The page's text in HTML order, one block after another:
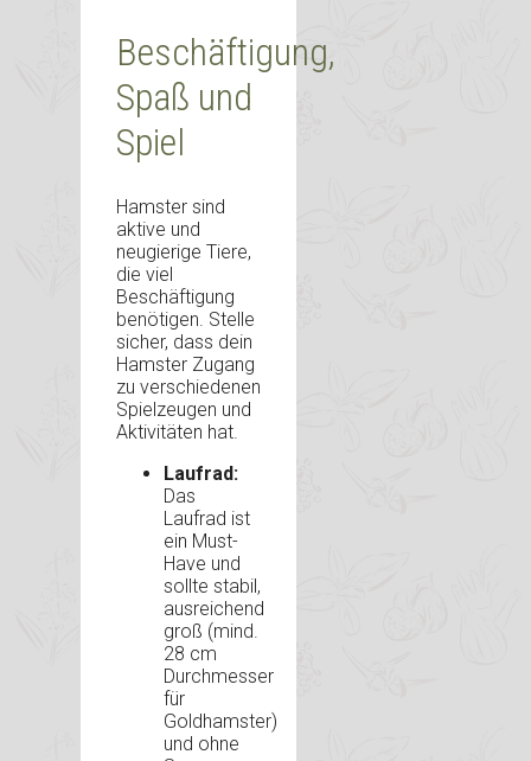
Beschäftigung,
Spaß und
Spiel
Hamster sind
aktive und
neugierige Tiere,
die viel
Beschäftigung
benötigen. Stelle
sicher, dass dein
Hamster Zugang
zu verschiedenen
Spielzeugen und
Aktivitäten hat.
Laufrad:
Das
Laufrad ist
ein Must-
Have und
sollte stabil,
ausreichend
groß (mind.
28 cm
Durchmesser
für
Goldhamster)
und ohne